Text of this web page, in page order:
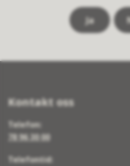
Ja
Kontakt oss
Telefon:
78 96 30 00
Telefontid: